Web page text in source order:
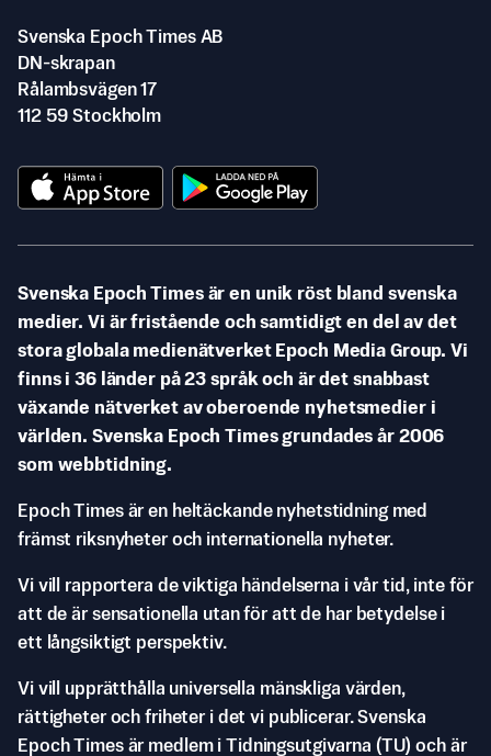
Svenska Epoch Times AB
DN-skrapan
Rålambsvägen 17
112 59 Stockholm
Svenska Epoch Times är en unik röst bland svenska
medier. Vi är fristående och samtidigt en del av det
stora globala medienätverket Epoch Media Group. Vi
finns i 36 länder på 23 språk och är det snabbast
växande nätverket av oberoende nyhetsmedier i
världen. Svenska Epoch Times grundades år 2006
som webbtidning.
Epoch Times är en heltäckande nyhetstidning med
främst riksnyheter och internationella nyheter.
Vi vill rapportera de viktiga händelserna i vår tid, inte för
att de är sensationella utan för att de har betydelse i
ett långsiktigt perspektiv.
Vi vill upprätthålla universella mänskliga värden,
rättigheter och friheter i det vi publicerar. Svenska
Epoch Times är medlem i Tidningsutgivarna (TU) och är